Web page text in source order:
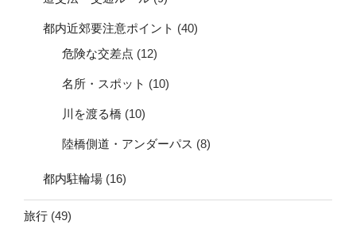
都内近郊要注意ポイント (40)
危険な交差点 (12)
名所・スポット (10)
川を渡る橋 (10)
陸橋側道・アンダーパス (8)
都内駐輪場 (16)
旅行 (49)